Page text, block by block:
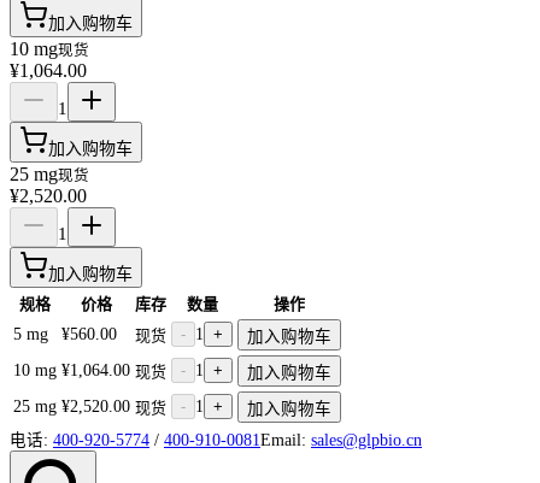
加入购物车
10 mg现货
¥1,064.00
1
加入购物车
25 mg现货
¥2,520.00
1
加入购物车
规格 价格 库存 数量
操作
5 mg
¥560.00 现货 - 1 +
加入购物车
10 mg ¥1,064.00 现货 - 1 +
加入购物车
25 mg ¥2,520.00 现货 - 1 +
加入购物车
电话: 400-920-5774 / 400-910-0081 Email: sales@glpbio.cn